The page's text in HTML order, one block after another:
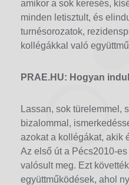
amikor a sok keresés,
minden letisztult, és
turnésorozatok,
kollégákkal való
PRAE.HU: Hogyan
Lassan, sok türelemmel,
bizalommal,
azokat a kollégákat, akik
Az első út a Pécs2010-es
valósult meg. Ezt
együttműködések, ahol